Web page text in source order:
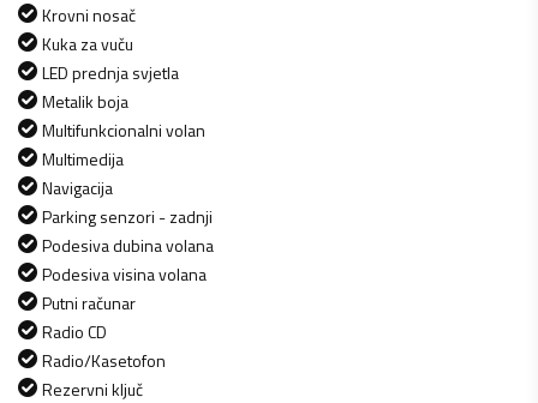
Krovni nosač
Kuka za vuču
LED prednja svjetla
Metalik boja
Multifunkcionalni volan
Multimedija
Navigacija
Parking senzori - zadnji
Podesiva dubina volana
Podesiva visina volana
Putni računar
Radio CD
Radio/Kasetofon
Rezervni ključ